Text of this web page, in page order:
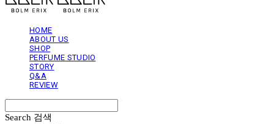
HOME
ABOUT US
SHOP
PERFUME STUDIO
STORY
Q&A
REVIEW
Search 검색